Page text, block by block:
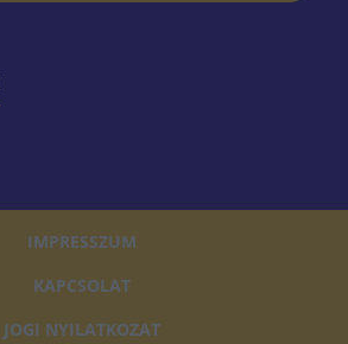
IMPRESSZUM
KAPCSOLAT
JOGI NYILATKOZAT